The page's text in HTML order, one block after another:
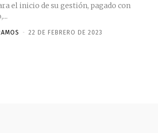
el inicio de su gestión, pagado con
- 22 DE FEBRERO DE 2023